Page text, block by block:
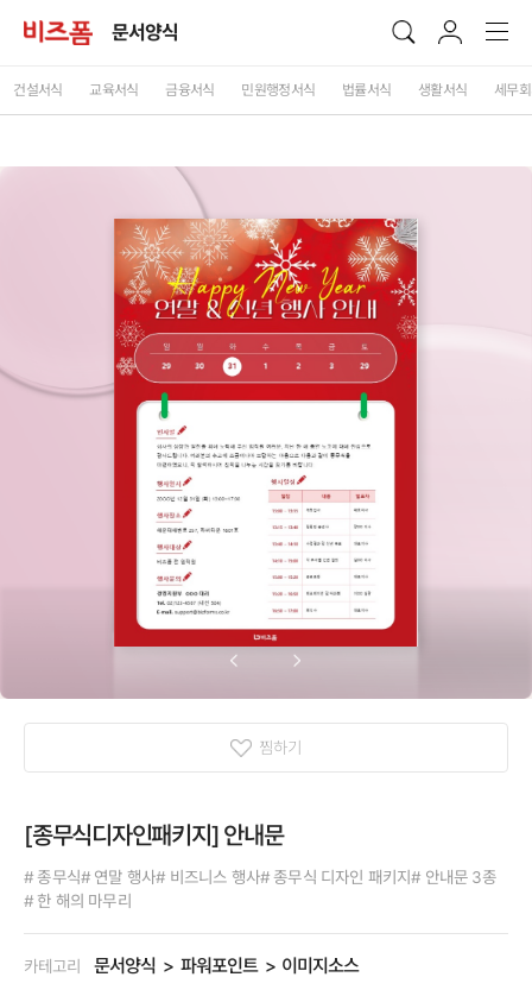
문서양식
건설서식 교육서식 금융서식 민원행정서식 법률서식 생활서식 세무
찜하기
[종무식디자인패키지] 안내문
# 종무식# 연말 행사# 비즈니스 행사# 종무식 디자인 패키지# 안내문 3종
# 한 해의 마무리
카테고리 문서양식 파워포인트 이미지소스